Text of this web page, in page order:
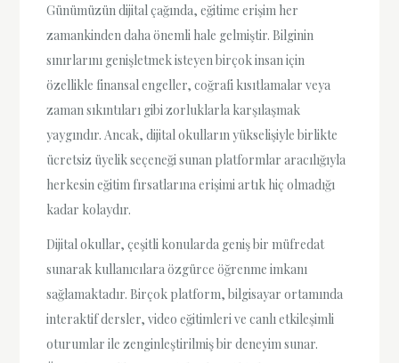
Günümüzün dijital çağında, eğitime erişim her
zamankinden daha önemli hale gelmiştir. Bilginin
sınırlarını genişletmek isteyen birçok insan için
özellikle finansal engeller, coğrafi kısıtlamalar veya
zaman sıkıntıları gibi zorluklarla karşılaşmak
yaygındır. Ancak, dijital okulların yükselişiyle birlikte
ücretsiz üyelik seçeneği sunan platformlar aracılığıyla
herkesin eğitim fırsatlarına erişimi artık hiç olmadığı
kadar kolaydır.
Dijital okullar, çeşitli konularda geniş bir müfredat
sunarak kullanıcılara özgürce öğrenme imkanı
sağlamaktadır. Birçok platform, bilgisayar ortamında
interaktif dersler, video eğitimleri ve canlı etkileşimli
oturumlar ile zenginleştirilmiş bir deneyim sunar.